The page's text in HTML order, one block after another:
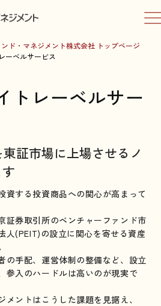
ド・マネジメント株式会社 トップページ
ーベルサービス
トレーベルサー
証市場に上場させるノ
資する投資商品への関心が高まって
証券取引所のベンチャーファンド市
人(PEIT)の設立に関心を寄せる資産
の手配、運営体制の整備など、設立
参入のハードルは高いのが現実で
メントはこうした課題を見据え、